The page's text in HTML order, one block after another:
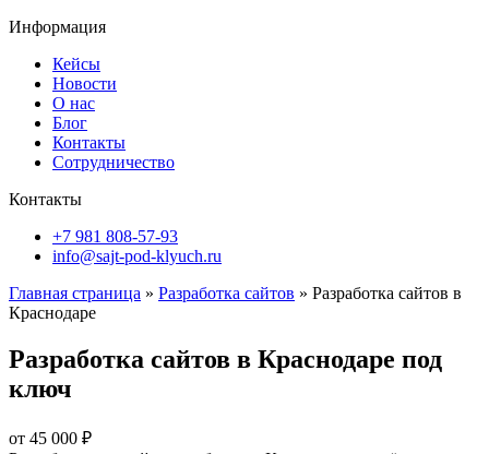
Информация
Кейсы
Новости
О нас
Блог
Контакты
Сотрудничество
Контакты
+7 981 808-57-93
info@sajt-pod-klyuch.ru
Главная страница » Разработка сайтов » Разработка сайтов в
Краснодаре
Разработка сайтов в Краснодаре под
ключ
от 45 000 ₽